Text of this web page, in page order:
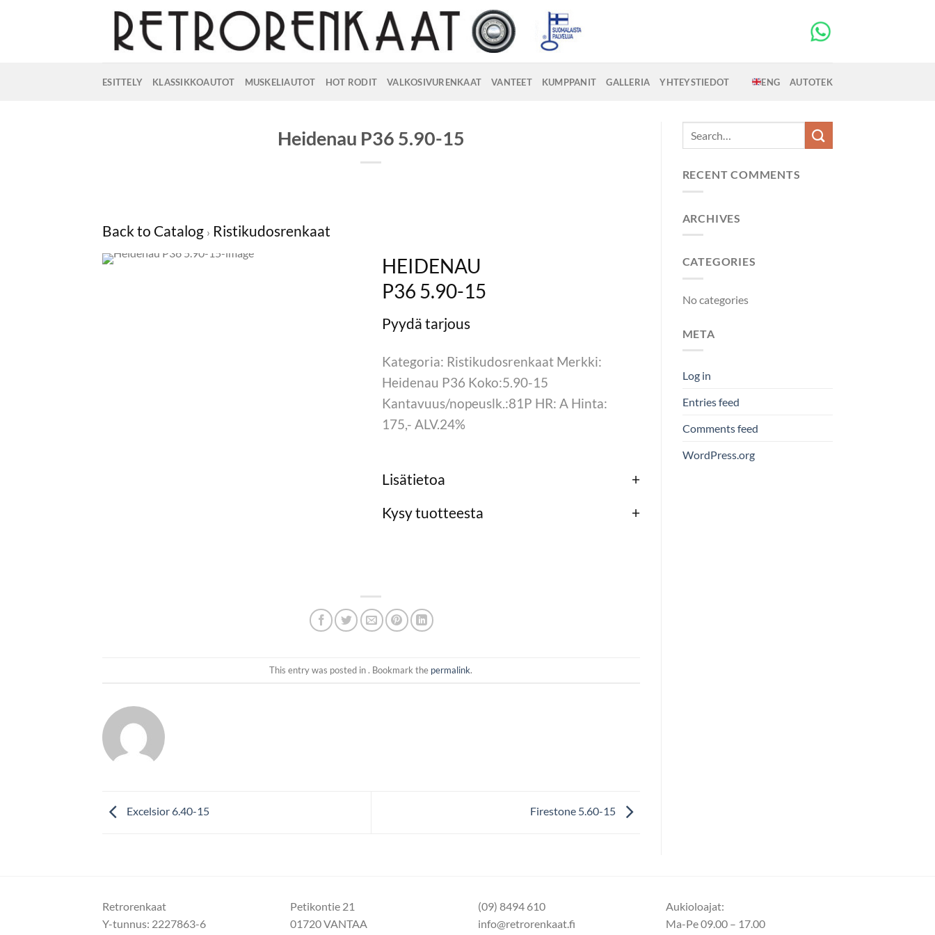
ESITTELY KLASSIKKOAUTOT MUSKELIAUTOT HOT RODIT VALKOSIVURENKAAT VANTEET KUMPPANIT GALLERIA YHTEYSTIEDOT ENG AUTOTEK
Heidenau P36 5.90-15
Back to Catalog Ristikudosrenkaat
HEIDENAU
P36 5.90-15
Kategoria: Ristikudosrenkaat Merkki:
Heidenau P36 Koko:5.90-15
Kantavuus/nopeuslk.:81P HR: A Hinta:
175,- ALV.24%
Lisätietoa
Kysy tuotteesta
This entry was posted in . Bookmark the permalink.
Excelsior 6.40-15 Firestone 5.60-15
RECENT COMMENTS
ARCHIVES
CATEGORIES
No categories
META
Log in
Entries feed
Comments feed
WordPress.org
Retrorenkaat
Y-tunnus: 2227863-6
Petikontie 21
01720 VANTAA
(09) 8494 610
info@retrorenkaat.fi
Aukioloajat:
Ma-Pe 09.00 – 17.00